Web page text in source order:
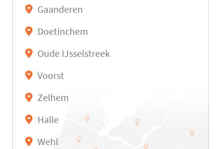
Gaanderen
Doetinchem
Oude IJsselstreek
Voorst
Zelhem
Halle
Wehl